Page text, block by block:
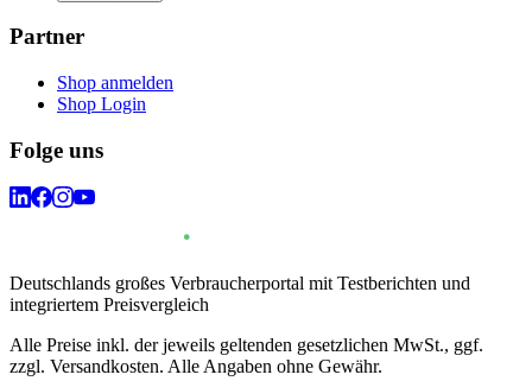
Partner
Shop anmelden
Shop Login
Folge uns
Deutschlands großes Verbraucherportal mit Testberichten und
integriertem Preisvergleich
Alle Preise inkl. der jeweils geltenden gesetzlichen MwSt., ggf.
zzgl. Versandkosten. Alle Angaben ohne Gewähr.